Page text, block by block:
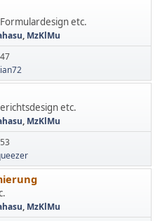
etc.
, MzKlMu
etc.
, MzKlMu
, MzKlMu